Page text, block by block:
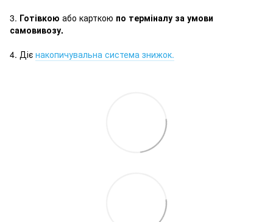
3. Готівкою або карткою по терміналу за умови
самовивозу.
4. Діє накопичувальна система знижок.